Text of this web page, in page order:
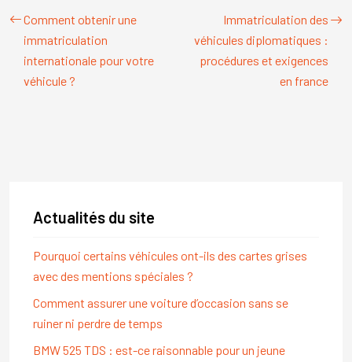
Comment obtenir une
immatriculation
internationale pour votre
véhicule ?
Immatriculation des
véhicules diplomatiques :
procédures et exigences
en france
Actualités du site
Pourquoi certains véhicules ont-ils des cartes grises
avec des mentions spéciales ?
Comment assurer une voiture d’occasion sans se
ruiner ni perdre de temps
BMW 525 TDS : est-ce raisonnable pour un jeune